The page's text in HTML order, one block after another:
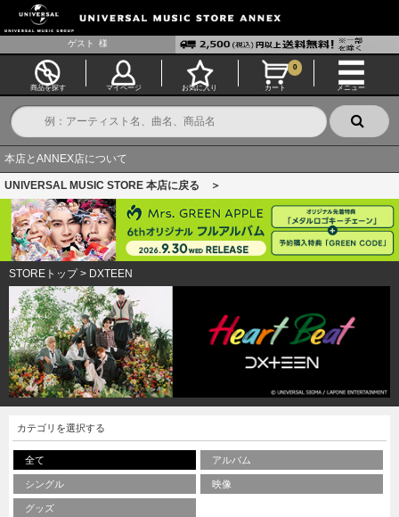
ゲスト 様
商品を探す マイページ お気に入り カート
0
メニュー
本店とANNEX店について
UNIVERSAL MUSIC STORE 本店に戻る ＞
STOREトップ> DXTEEN
カテゴリを選択する
全て アルバム
シングル 映像
グッズ